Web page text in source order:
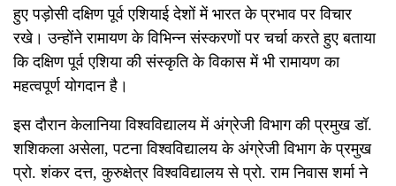
हुए पड़ोसी दक्षिण पूर्व एशियाई देशों में भारत के प्रभाव पर विचार
रखे। उन्होंने रामायण के विभिन्न संस्करणों पर चर्चा करते हुए बताया
कि दक्षिण पूर्व एशिया की संस्कृति के विकास में भी रामायण का
महत्वपूर्ण योगदान है।
इस दौरान केलानिया विश्वविद्यालय में अंग्रेजी विभाग की प्रमुख डॉ.
शशिकला असेला, पटना विश्वविद्यालय के अंग्रेजी विभाग के प्रमुख
प्रो. शंकर दत्त, कुरुक्षेत्र विश्वविद्यालय से प्रो. राम निवास शर्मा ने